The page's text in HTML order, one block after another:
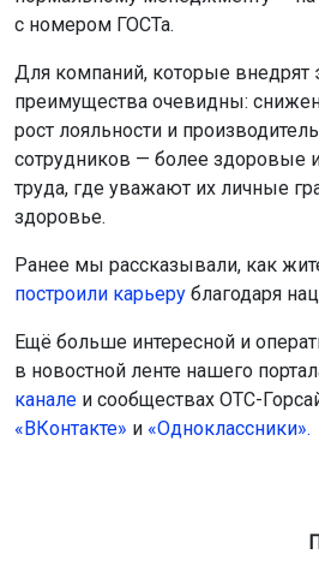
Ранее мы рассказывали, как
Ещё больше интересной и
в новостной ленте нашего
каналеи сообществах ОТС-
«ВКонтакте»и«Одноклассники».
Оксана Чешенок